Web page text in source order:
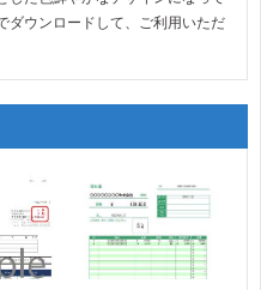
ダウンロードして、ご利用いただ